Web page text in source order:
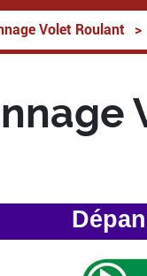
Volet Roulant >